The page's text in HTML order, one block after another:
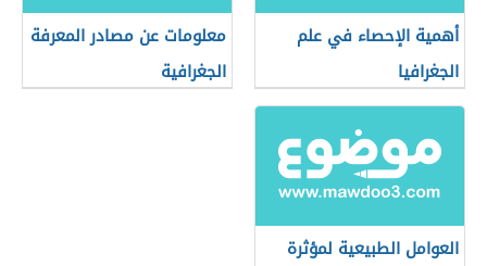
أهمية الإحصاء في علم
الجغرافيا
معلومات عن مصادر المعرفة
الجغرافية
العوامل الطبيعية لمؤثرة